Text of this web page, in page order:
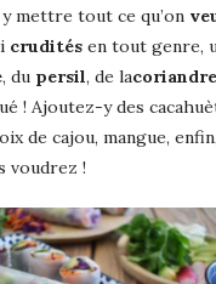
y mettre tout ce qu’on
crudités en tout genre,
, du persil, de lacoriandre
! Ajoutez-y des
de cajou, mangue,
voudrez !